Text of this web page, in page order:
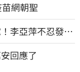
網朝聖
李亞萍不忍發
回應了